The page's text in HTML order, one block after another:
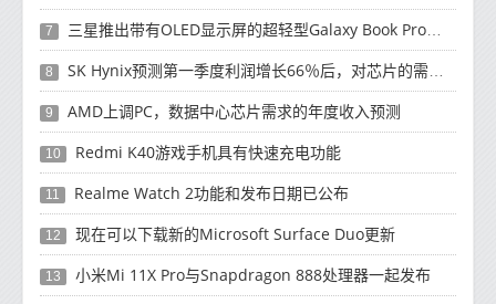
7 三星推出带有OLED显示屏的超轻型Galaxy Book Pro和Galaxy Book Pro 360笔记本电脑
8 SK Hynix预测第一季度利润增长66％后，对芯片的需求将增强
9 AMD上调PC，数据中心芯片需求的年度收入预测
10 Redmi K40游戏手机具有快速充电功能
11 Realme Watch 2功能和发布日期已公布
12 现在可以下载新的Microsoft Surface Duo更新
13 小米Mi 11X Pro与Snapdragon 888处理器一起发布